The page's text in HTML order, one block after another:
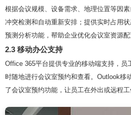
根据会议规模、设备需求、地理位置等因
冲突检测和自动重新安排；提供实时占用
预测分析功能，帮助企业优化会议室资源配
2.3 移动办公支持
Office 365平台提供专业的移动端支持，员
时随地进行会议室预约和查看。Outlook移
了会议室预约功能，让员工在外出或远程